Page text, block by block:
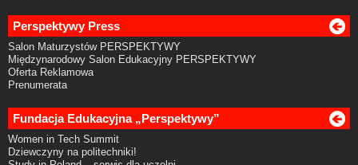
Perspektywy Press
Salon Maturzystów PERSPEKTYWY
Międzynarodowy Salon Edukacyjny PERSPEKTYWY
Oferta Reklamowa
Prenumerata
Fundacja Edukacyjna „Perspektywy”
Women in Tech Summit
Dziewczyny na politechniki!